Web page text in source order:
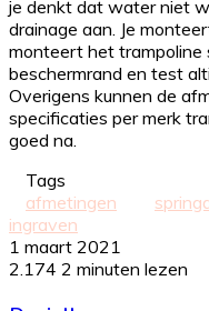
je denkt dat water niet
drainage aan. Je
monteert het trampoline
beschermrand en test
Overigens kunnen de
specificaties per merk
goed na.
Tags
afmetingen
ingraven
1 maart 2021
2.174 2 minuten lezen